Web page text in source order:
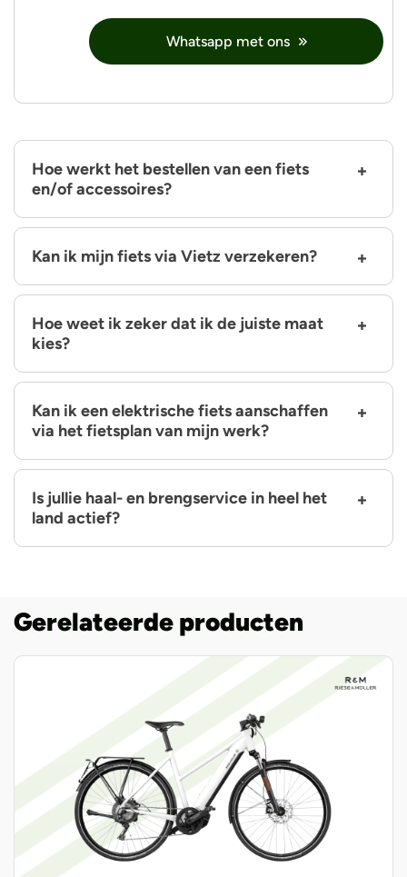
Whatsapp met ons
Hoe werkt het bestellen van een fiets
en/of accessoires?
Kan ik mijn fiets via Vietz verzekeren?
Hoe weet ik zeker dat ik de juiste maat
kies?
Kan ik een elektrische fiets aanschaffen
via het fietsplan van mijn werk?
Is jullie haal- en brengservice in heel het
land actief?
Gerelateerde producten